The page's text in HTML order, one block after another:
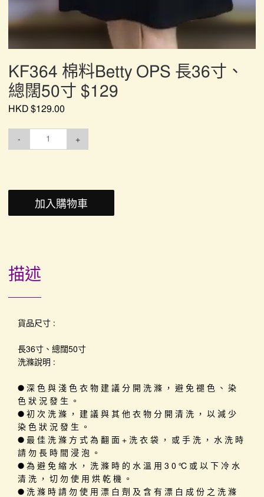
KF364 棉料Betty OPS 長36寸、
總闊50寸 $129
HKD $129.00
- +
加入購物車
描述
貨品尺寸 :
長36寸、總闊50寸
洗滌說明 :
● 深 色 與 淺 色 衣 物 建 議 分 開 洗 滌 ， 避 免 褪 色 、 染
色 狀 況 發 生 。
● 初 次 洗 滌 ， 建 議 與 其 他 衣 物 分 開 清 洗 ， 以 減 少
染 色 狀 況 發 生 。
● 最 佳 洗 滌 方 式 為 翻 面 + 洗 衣 袋 ， 或 手 洗 ， 水 洗 時
請 勿 長 時 間 浸 泡 。
● 為 避 免 縮 水 ， 洗 滌 時 的 水 溫 用 3 0 ℃ 或 以 下 冷 水
清 洗 ， 切 勿 使 用 烘 乾 機 。
● 洗 滌 時 請 勿 使 用 漂 白 劑 及 含 有 漂 白 成 份 之 洗 滌